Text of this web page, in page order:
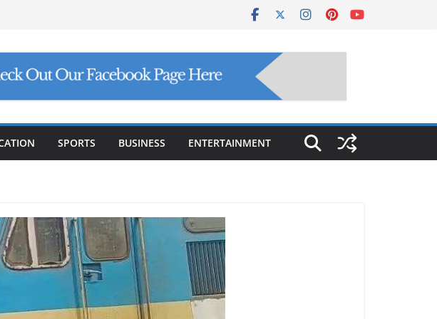
SPORTS BUSINESS ENTERTAINMENT